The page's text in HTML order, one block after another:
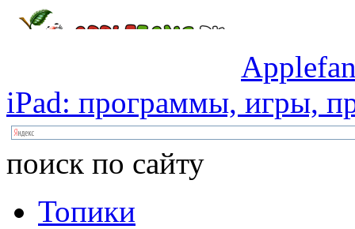
iPad: программы, игры,
поиск по сайту
Топики